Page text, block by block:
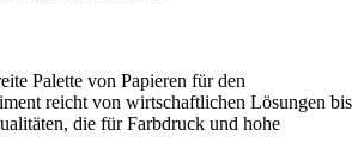
Palette von Papieren für den
reicht von wirtschaftlichen Lösungen bis
die für Farbdruck und hohe